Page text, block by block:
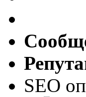
SEO